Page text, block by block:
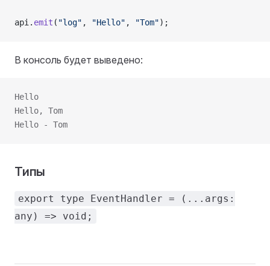
api. emit ( "log" , "Hello" , "Tom");
В консоль будет выведено:
Hello
Hello, Tom
Hello - Tom
Типы
export type EventHandler = (...args:
any) => void;